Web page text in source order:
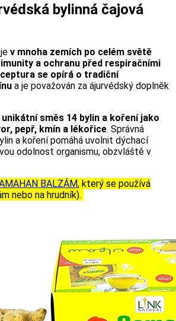
bylinná čajová
v mnoha zemích po celém světě
a ochranu před respiračními
se opírá o tradiční
a je považován za ájurvédský doplněk
směs 14 bylin a koření jako
pepř, kmín a lékořice. Správná
a koření pomáhá uvolnit dýchací
odolnost organismu, obzvláště v
BALZÁM, který se používá
nebo na hrudník).